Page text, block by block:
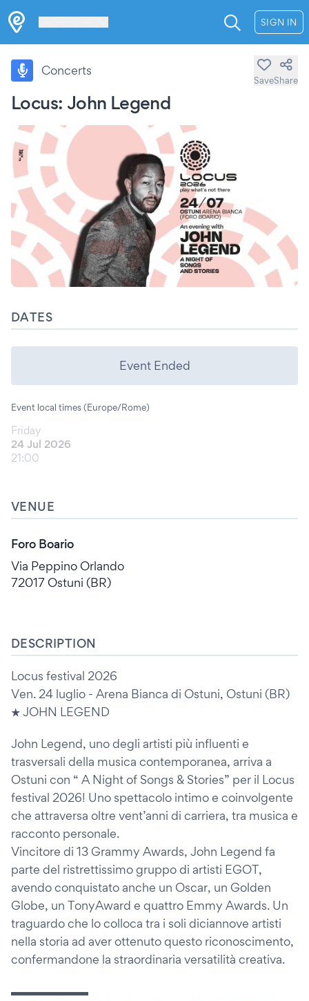
SIGN IN
Locus: John Legend
Concerts
SaveShare
DATES
Event Ended
Event local times (Europe/Rome)
Friday
24 Jul 2026
21:00
VENUE
Foro Boario
Via Peppino Orlando
72017 Ostuni (BR)
DESCRIPTION
Locus festival 2026
Ven. 24 luglio - Arena Bianca di Ostuni, Ostuni (BR)
★ JOHN LEGEND
John Legend, uno degli artisti più influenti e
trasversali della musica contemporanea, arriva a
Ostuni con “ A Night of Songs & Stories” per il Locus
festival 2026! Uno spettacolo intimo e coinvolgente
che attraversa oltre vent’anni di carriera, tra musica e
racconto personale.
Vincitore di 13 Grammy Awards, John Legend fa
parte del ristrettissimo gruppo di artisti EGOT,
avendo conquistato anche un Oscar, un Golden
Globe, un TonyAward e quattro Emmy Awards. Un
traguardo che lo colloca tra i soli diciannove artisti
nella storia ad aver ottenuto questo riconoscimento,
confermandone la straordinaria versatilità creativa.
▬▬▬▬▬▬▬